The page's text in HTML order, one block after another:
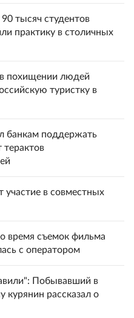
тысяч студентов
практику в столичных
похищении людей
туристку в
банкам поддержать
терактов
участие в совместных
время съемок фильма
с оператором
Побывавший в
курянин рассказал о